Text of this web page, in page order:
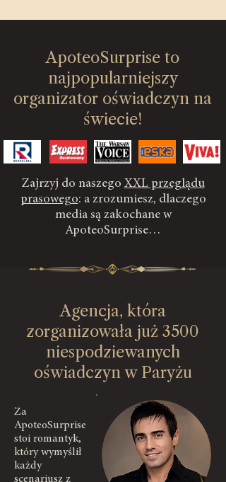
ApoteoSurprise to
najpopularniejszy
organizator oświadczyn na
świecie!
Zajrzyj do naszego XXL przeglądu
prasowego: a zrozumiesz, dlaczego
media są zakochane w
ApoteoSurprise…
Agencja, która
zorganizowała już 3500
niespodziewanych
oświadczyn w Paryżu
Za
ApoteoSurprise
stoi romantyk,
który wymyślił
każdy
scenariusz z